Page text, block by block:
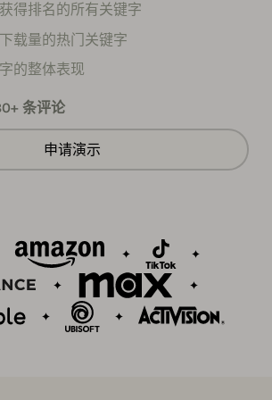
得排名的所有关键字
载量的热门关键字
的整体表现
条评论
申请演示